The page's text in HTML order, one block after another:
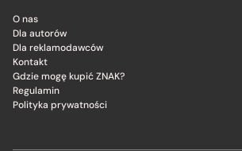
O nas
Dla autorów
Dla reklamodawców
Kontakt
Gdzie mogę kupić ZNAK?
Regulamin
Polityka prywatności